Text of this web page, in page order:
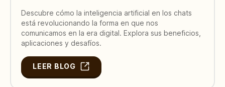
Descubre cómo la inteligencia artificial en los chats
está revolucionando la forma en que nos
comunicamos en la era digital. Explora sus beneficios,
aplicaciones y desafíos.
LEER BLOG